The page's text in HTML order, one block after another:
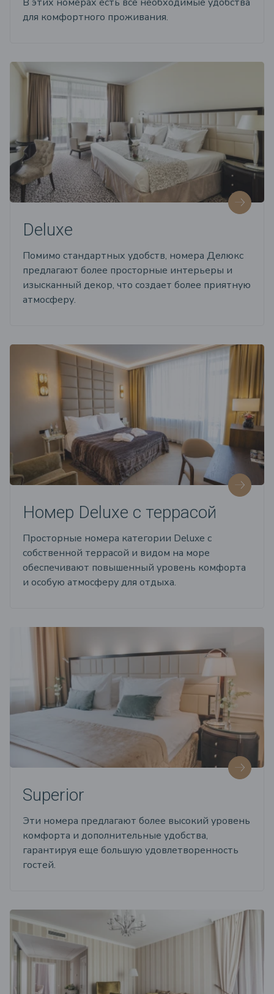
В этих номерах есть все необходимые удобства
для комфортного проживания.
Deluxe
Помимо стандартных удобств, номера Делюкс
предлагают более просторные интерьеры и
изысканный декор, что создает более приятную
атмосферу.
Номер Deluxe с террасой
Просторные номера категории Deluxe с
собственной террасой и видом на море
обеспечивают повышенный уровень комфорта
и особую атмосферу для отдыха.
Superior
Эти номера предлагают более высокий уровень
комфорта и дополнительные удобства,
гарантируя еще большую удовлетворенность
гостей.